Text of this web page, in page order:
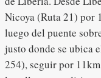
Nicoya (Ruta 21) por
luego del puente
justo donde se ubica
254), seguir por